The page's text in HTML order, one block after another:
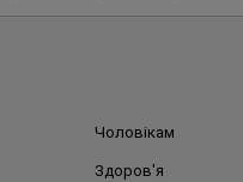
Чоловікам
Здоров'я